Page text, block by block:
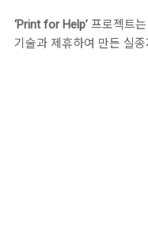
‘Print for Help’ 프로젝트는
기술과 제휴하여 만든 실